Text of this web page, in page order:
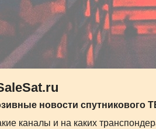
новости спутникового
каналы и на каких